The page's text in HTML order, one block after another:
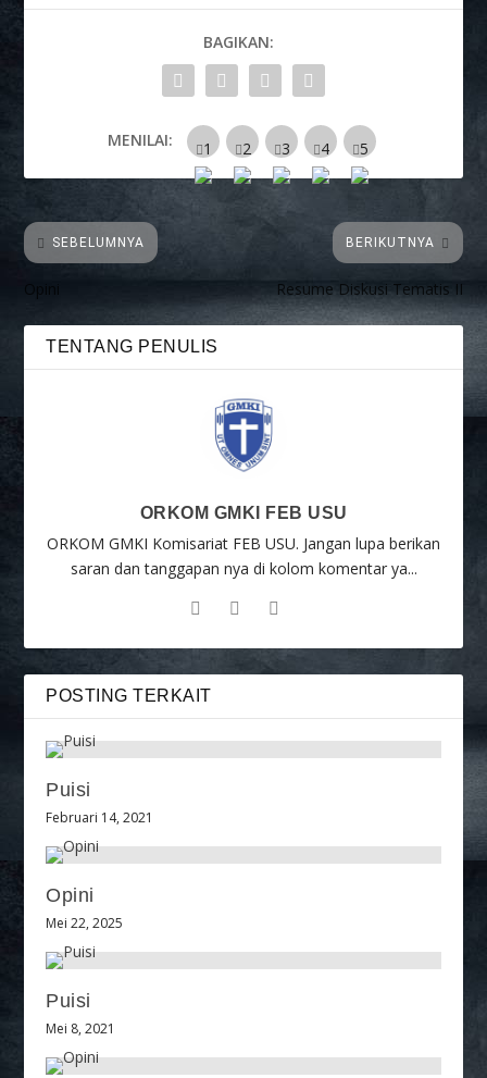
BAGIKAN:
MENILAI:
SEBELUMNYA BERIKUTNYA
Resume Diskusi Tematis II
TENTANG PENULIS
ORKOM GMKI FEB USU
ORKOM GMKI Komisariat FEB USU. Jangan lupa berikan
saran dan tanggapan nya di kolom komentar ya...
POSTING TERKAIT
Puisi
Februari 14, 2021
Opini
Mei 22, 2025
Puisi
Mei 8, 2021